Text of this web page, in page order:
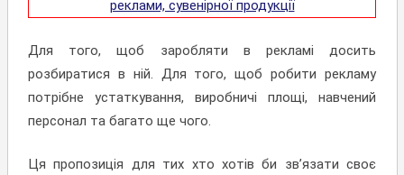
Для того, щоб заробляти в рекламі досить
розбиратися в ній. Для того, щоб робити рекламу
потрібне устаткування, виробничі площі, навчений
персонал та багато ще чого.
Ця пропозиція для тих хто хотів би зв’язати своє